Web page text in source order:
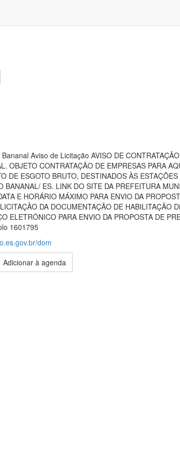
Aviso de Licitação AVISO DE
OBJETO CONTRATAÇÃO DE EMPRESAS PARA
DE ESGOTO BRUTO, DESTINADOS ÀS
ES. LINK DO SITE DA PREFEITURA
E HORÁRIO MÁXIMO PARA ENVIO DA
DA DOCUMENTAÇÃO DE
ELETRÔNICO PARA ENVIO DA PROPOSTA DE
1601795
dom
Adicionar à agenda